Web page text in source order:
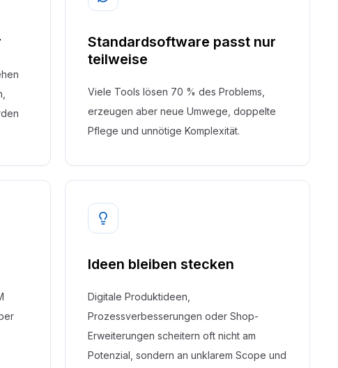
Standardsoftware passt nur
teilweise
Viele Tools lösen 70 % des Problems,
erzeugen aber neue Umwege, doppelte
Pflege und unnötige Komplexität.
Ideen bleiben stecken
Digitale Produktideen,
Prozessverbesserungen oder Shop-
Erweiterungen scheitern oft nicht am
Potenzial, sondern an unklarem Scope und